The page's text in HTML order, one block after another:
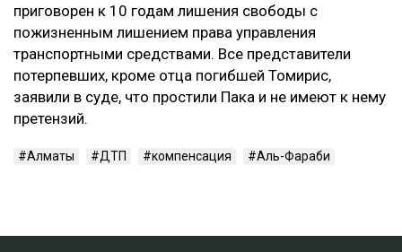
приговорен к 10 годам лишения свободы с
пожизненным лишением права управления
транспортными средствами. Все представители
потерпевших, кроме отца погибшей Томирис,
заявили в суде, что простили Пака и не имеют к нему
претензий.
Алматы ДТП компенсация Аль-Фараби